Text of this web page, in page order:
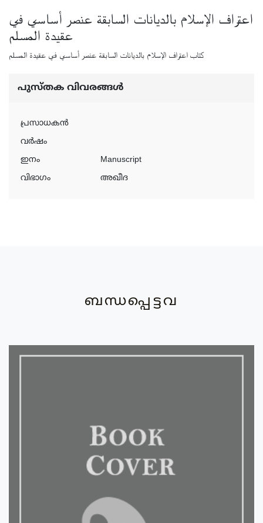
اعتراف الإسلام بالديانات السابقة عنصر أساسي في
عقيدة المسلم
كتاب اعتراف الإسلام بالديانات السابقة عنصر أساسي في عقيدة المسلم
പുസ്‌തക വിവരങ്ങള്‍
പ്രസാധകന്‍
വര്‍ഷം
ഇനം
Manuscript
വിഭാഗം
അഖീദ
ബന്ധപ്പെട്ടവ